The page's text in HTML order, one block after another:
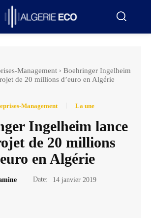
Management
Boehringer Ingelheim
de 20 millions d’euro en Algérie
Management La une
Ingelheim lance
de 20 millions
en Algérie
Date: 14 janvier 2019